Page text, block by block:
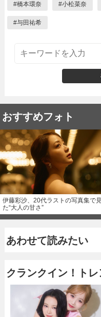
#橋本環奈 #小松菜奈
#与田祐希
おすすめフォト
伊藤彩沙、20代ラストの写真集で
た“大人の甘さ”
あわせて読みたい
クランクイン！ト